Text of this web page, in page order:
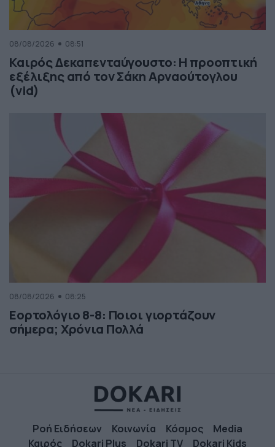
08/08/2026 08:51
Καιρός Δεκαπενταύγουστο: Η προοπτική
εξέλιξης από τον Σάκη Αρναούτογλου
(vid)
08/08/2026 08:25
Εορτολόγιο 8-8: Ποιοι γιορτάζουν
σήμερα; Χρόνια Πολλά
Ροή Ειδήσεων Κοινωνία Κόσμος
Media
Καιρός
Dokari Plus Dokari TV Dokari Kids